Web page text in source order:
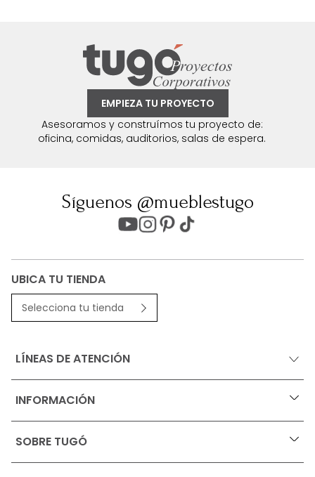
EMPIEZA TU PROYECTO
Asesoramos y construímos tu proyecto de:
oficina, comidas, auditorios, salas de espera.
Síguenos @mueblestugo
UBICA TU TIENDA
Selecciona tu tienda
LÍNEAS DE ATENCIÓN
INFORMACIÓN +
Ofertas vigentes
Términos, condiciones y restricciones para productos
SOBRE TUGÓ +